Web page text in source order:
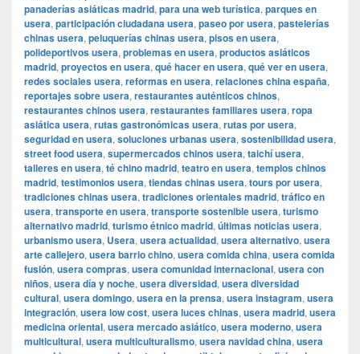
panaderías asiáticas madrid, para una web turística, parques en
usera, participación ciudadana usera, paseo por usera, pastelerías
chinas usera, peluquerías chinas usera, pisos en usera,
polideportivos usera, problemas en usera, productos asiáticos
madrid, proyectos en usera, qué hacer en usera, qué ver en usera,
redes sociales usera, reformas en usera, relaciones china españa,
reportajes sobre usera, restaurantes auténticos chinos,
restaurantes chinos usera, restaurantes familiares usera, ropa
asiática usera, rutas gastronómicas usera, rutas por usera,
seguridad en usera, soluciones urbanas usera, sostenibilidad usera,
street food usera, supermercados chinos usera, taichí usera,
talleres en usera, té chino madrid, teatro en usera, templos chinos
madrid, testimonios usera, tiendas chinas usera, tours por usera,
tradiciones chinas usera, tradiciones orientales madrid, tráfico en
usera, transporte en usera, transporte sostenible usera, turismo
alternativo madrid, turismo étnico madrid, últimas noticias usera,
urbanismo usera, Usera, usera actualidad, usera alternativo, usera
arte callejero, usera barrio chino, usera comida china, usera comida
fusión, usera compras, usera comunidad internacional, usera con
niños, usera día y noche, usera diversidad, usera diversidad
cultural, usera domingo, usera en la prensa, usera instagram, usera
integración, usera low cost, usera luces chinas, usera madrid, usera
medicina oriental, usera mercado asiático, usera moderno, usera
multicultural, usera multiculturalismo, usera navidad china, usera